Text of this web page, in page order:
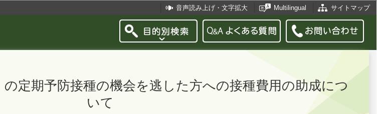
音声読み上げ・文字拡大 Multilingual サイトマップ
定期予防接種の機会を逃した方への接種費用の助成につ
いて